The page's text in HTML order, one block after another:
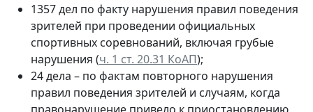
1357 дел по факту нарушения правил поведения
зрителей при проведении официальных
спортивных соревнований, включая грубые
нарушения (ч. 1 ст. 20.31 КоАП);
24 дела – по фактам повторного нарушения
правил поведения зрителей и случаям, когда